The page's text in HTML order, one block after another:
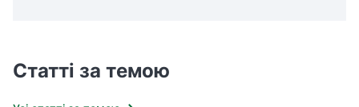
Статті за темою